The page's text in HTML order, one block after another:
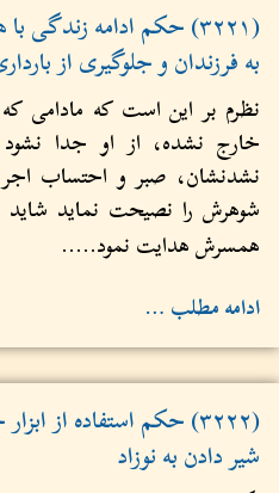
(۳۲۲۱) حکم ادامه زندگی
به فرزندان و جلوگیری از
نظرم بر این است که مادامی
خارج نشده، از او جدا
نشدنشان، صبر و احتساب
شوهرش را نصیحت نماید شاید
همسرش هدایت نمود.....
ادامه مطلب …
(۳۲۲۲) حكم استفاده از
شیر دادن به نوزاد